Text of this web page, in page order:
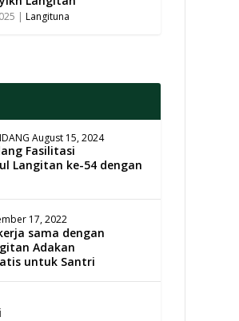
| Langituna
August 15, 2024
Fasilitasi
Langitan ke-54 dengan
17, 2022
sama dengan
Adakan
untuk Santri